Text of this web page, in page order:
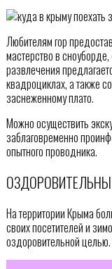
Любителям гор
мастерство в
развлечения
квадроциклах, а также
заснеженному плато.
Можно осуществить
заблаговременно
опытного проводника.
На территории Крыма
своих посетителей и
оздоровительной целью.